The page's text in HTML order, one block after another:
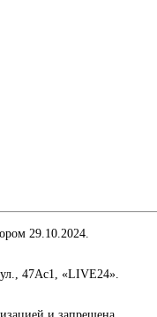
29.10.2024.
47Ас1, «LIVE24».